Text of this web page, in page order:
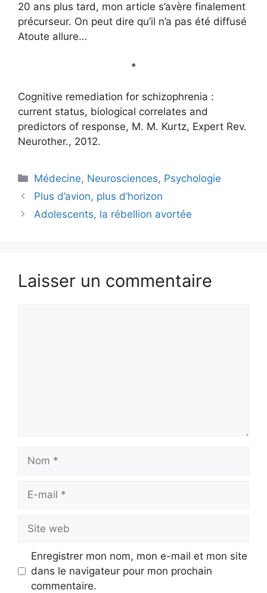
20 ans plus tard, mon article s’avère finalement
précurseur. On peut dire qu’il n’a pas été diffusé
Atoute allure…
*
Cognitive remediation for schizophrenia :
current status, biological correlates and
predictors of response, M. M. Kurtz, Expert Rev.
Neurother., 2012.
Catégories
Médecine, Neurosciences, Psychologie
Plus d’avion, plus d’horizon
Adolescents, la rébellion avortée
Laisser un commentaire
Nom
Site
web
Enregistrer mon nom, mon e-mail et mon site
dans le navigateur pour mon prochain
commentaire.